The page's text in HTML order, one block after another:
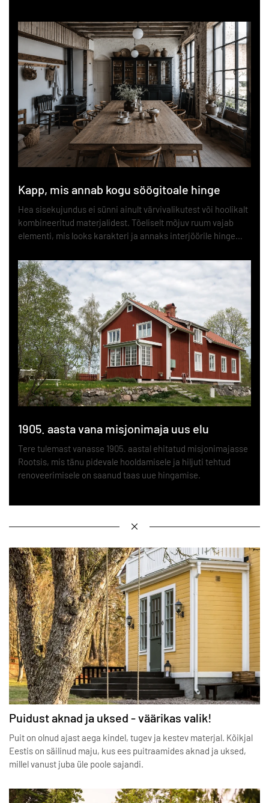
Kapp, mis annab kogu söögitoale hinge
Hea sisekujundus ei sünni ainult värvivalikutest või hoolikalt
kombineeritud materjalidest. Tõeliselt mõjuv ruum vajab
elementi, mis looks karakteri ja annaks interjöörile hinge…
1905. aasta vana misjonimaja uus elu
Tere tulemast vanasse 1905. aastal ehitatud misjonimajasse
Rootsis, mis tänu pidevale hooldamisele ja hiljuti tehtud
renoveerimisele on saanud taas uue hingamise.
Puidust aknad ja uksed - väärikas valik!
Puit on olnud ajast aega kindel, tugev ja kestev materjal. Kõikjal
Eestis on säilinud maju, kus ees puitraamides aknad ja uksed,
millel vanust juba üle poole sajandi.